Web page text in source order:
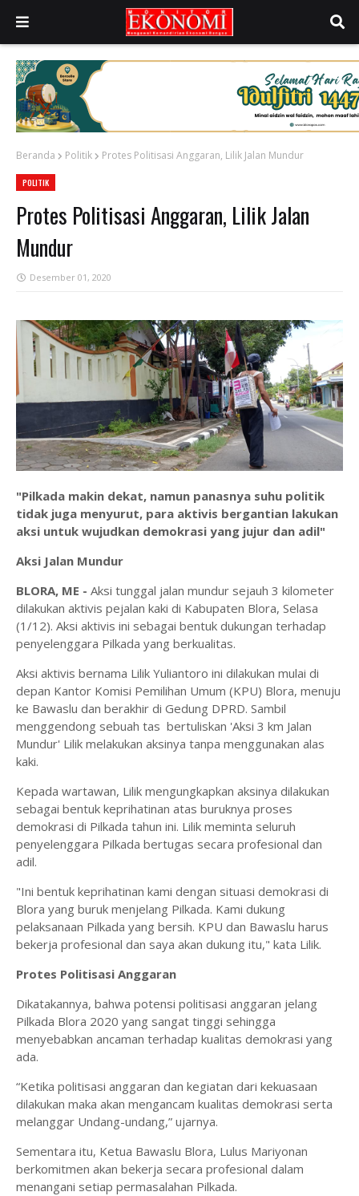
Beranda Politik Protes Politisasi Anggaran, Lilik Jalan Mundur
POLITIK
Protes Politisasi Anggaran, Lilik Jalan
Mundur
Desember 01, 2020
"Pilkada makin dekat, namun panasnya suhu politik
tidak juga menyurut, para aktivis bergantian lakukan
aksi untuk wujudkan demokrasi yang jujur dan adil"
Aksi Jalan Mundur
BLORA, ME - Aksi tunggal jalan mundur sejauh 3 kilometer
dilakukan aktivis pejalan kaki di Kabupaten Blora, Selasa
(1/12). Aksi aktivis ini sebagai bentuk dukungan terhadap
penyelenggara Pilkada yang berkualitas.
Aksi aktivis bernama Lilik Yuliantoro ini dilakukan mulai di
depan Kantor Komisi Pemilihan Umum (KPU) Blora, menuju
ke Bawaslu dan berakhir di Gedung DPRD. Sambil
menggendong sebuah tas bertuliskan 'Aksi 3 km Jalan
Mundur' Lilik melakukan aksinya tanpa menggunakan alas
kaki.
Kepada wartawan, Lilik mengungkapkan aksinya dilakukan
sebagai bentuk keprihatinan atas buruknya proses
demokrasi di Pilkada tahun ini. Lilik meminta seluruh
penyelenggara Pilkada bertugas secara profesional dan
adil.
"Ini bentuk keprihatinan kami dengan situasi demokrasi di
Blora yang buruk menjelang Pilkada. Kami dukung
pelaksanaan Pilkada yang bersih. KPU dan Bawaslu harus
bekerja profesional dan saya akan dukung itu," kata Lilik.
Protes Politisasi Anggaran
Dikatakannya, bahwa potensi politisasi anggaran jelang
Pilkada Blora 2020 yang sangat tinggi sehingga
menyebabkan ancaman terhadap kualitas demokrasi yang
ada.
“Ketika politisasi anggaran dan kegiatan dari kekuasaan
dilakukan maka akan mengancam kualitas demokrasi serta
melanggar Undang-undang,” ujarnya.
Sementara itu, Ketua Bawaslu Blora, Lulus Mariyonan
berkomitmen akan bekerja secara profesional dalam
menangani setiap permasalahan Pilkada.